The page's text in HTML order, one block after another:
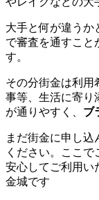
大手と何が違うか
で審査を通すこと
す。
その分街金は利用
事等、生活に寄り
が通りやすく、 ブ
まだ街金に申し
ください。ここ
安心してご利用い
金城です